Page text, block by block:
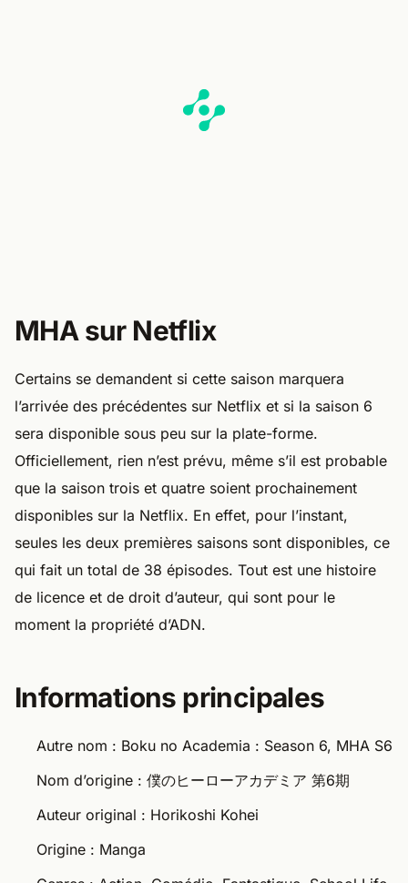
Certains se demandent si cette saison marquera
sera disponible sous peu sur la plate-forme.
Officiellement, rien n’est prévu, même s’il est probable
que la saison trois et quatre soient prochainement
disponibles sur la Netflix. En effet, pour l’instant,
seules les deux premières saisons sont disponibles, ce
qui fait un total de 38 épisodes. Tout est une histoire
de licence et de droit d’auteur, qui sont pour le
moment la propriété d’ADN.
Autre nom : Boku no Academia : Season 6, MHA S6
Nom d’origine : 僕のヒーローアカデミア 第6期
Auteur original : Horikoshi Kohei
Origine : Manga
Genres : Action, Comédie, Fantastique, School Life,